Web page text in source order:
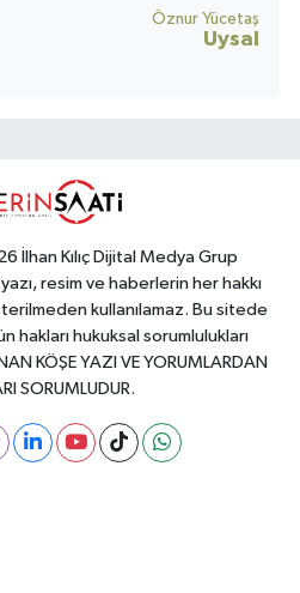
Öznur Yücetaş
Uysal
İlhan Kılıç Dijital Medya Grup
resim ve haberlerin her hakkı
kullanılamaz. Bu sitede
hakları hukuksal sorumlulukları
KÖŞE YAZI VE YORUMLARDAN
SORUMLUDUR.